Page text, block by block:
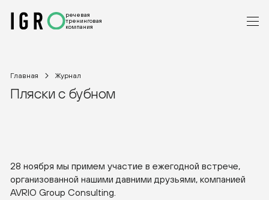
речевая
тренинговая
компания
Главная Журнал
Пляски с бубном
28 ноября мы примем участие в ежегодной встрече,
организованной нашими давними друзьями, компанией
AVRIO Group Consulting.